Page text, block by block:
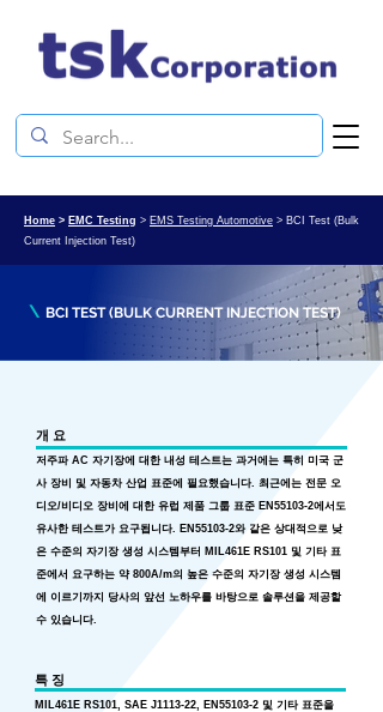
Home > EMC Testing > EMS Testing Automotive > BCI Test (Bulk
Current Injection Test)
\ BCI TEST (BULK CURRENT INJECTION TEST)
개 요
저주파 AC 자기장에 대한 내성 테스트는 과거에는 특히 미국 군
사 장비 및 자동차 산업 표준에 필요했습니다. 최근에는 전문 오
디오/비디오 장비에 대한 유럽 제품 그룹 표준 EN55103-2에서도
유사한 테스트가 요구됩니다. EN55103-2와 같은 상대적으로 낮
은 수준의 자기장 생성 시스템부터 MIL461E RS101 및 기타 표
준에서 요구하는 약 800A/m의 높은 수준의 자기장 생성 시스템
에 이르기까지 당사의 앞선 노하우를 바탕으로 솔루션을 제공할
수 있습니다.
특 징
MIL461E RS101, SAE J1113-22, EN55103-2 및 기타 표준을